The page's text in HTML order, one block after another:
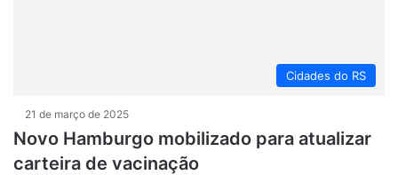
Cidades do RS
21 de março de 2025
Novo Hamburgo mobilizado para atualizar
carteira de vacinação